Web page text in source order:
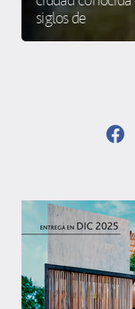
siglos de